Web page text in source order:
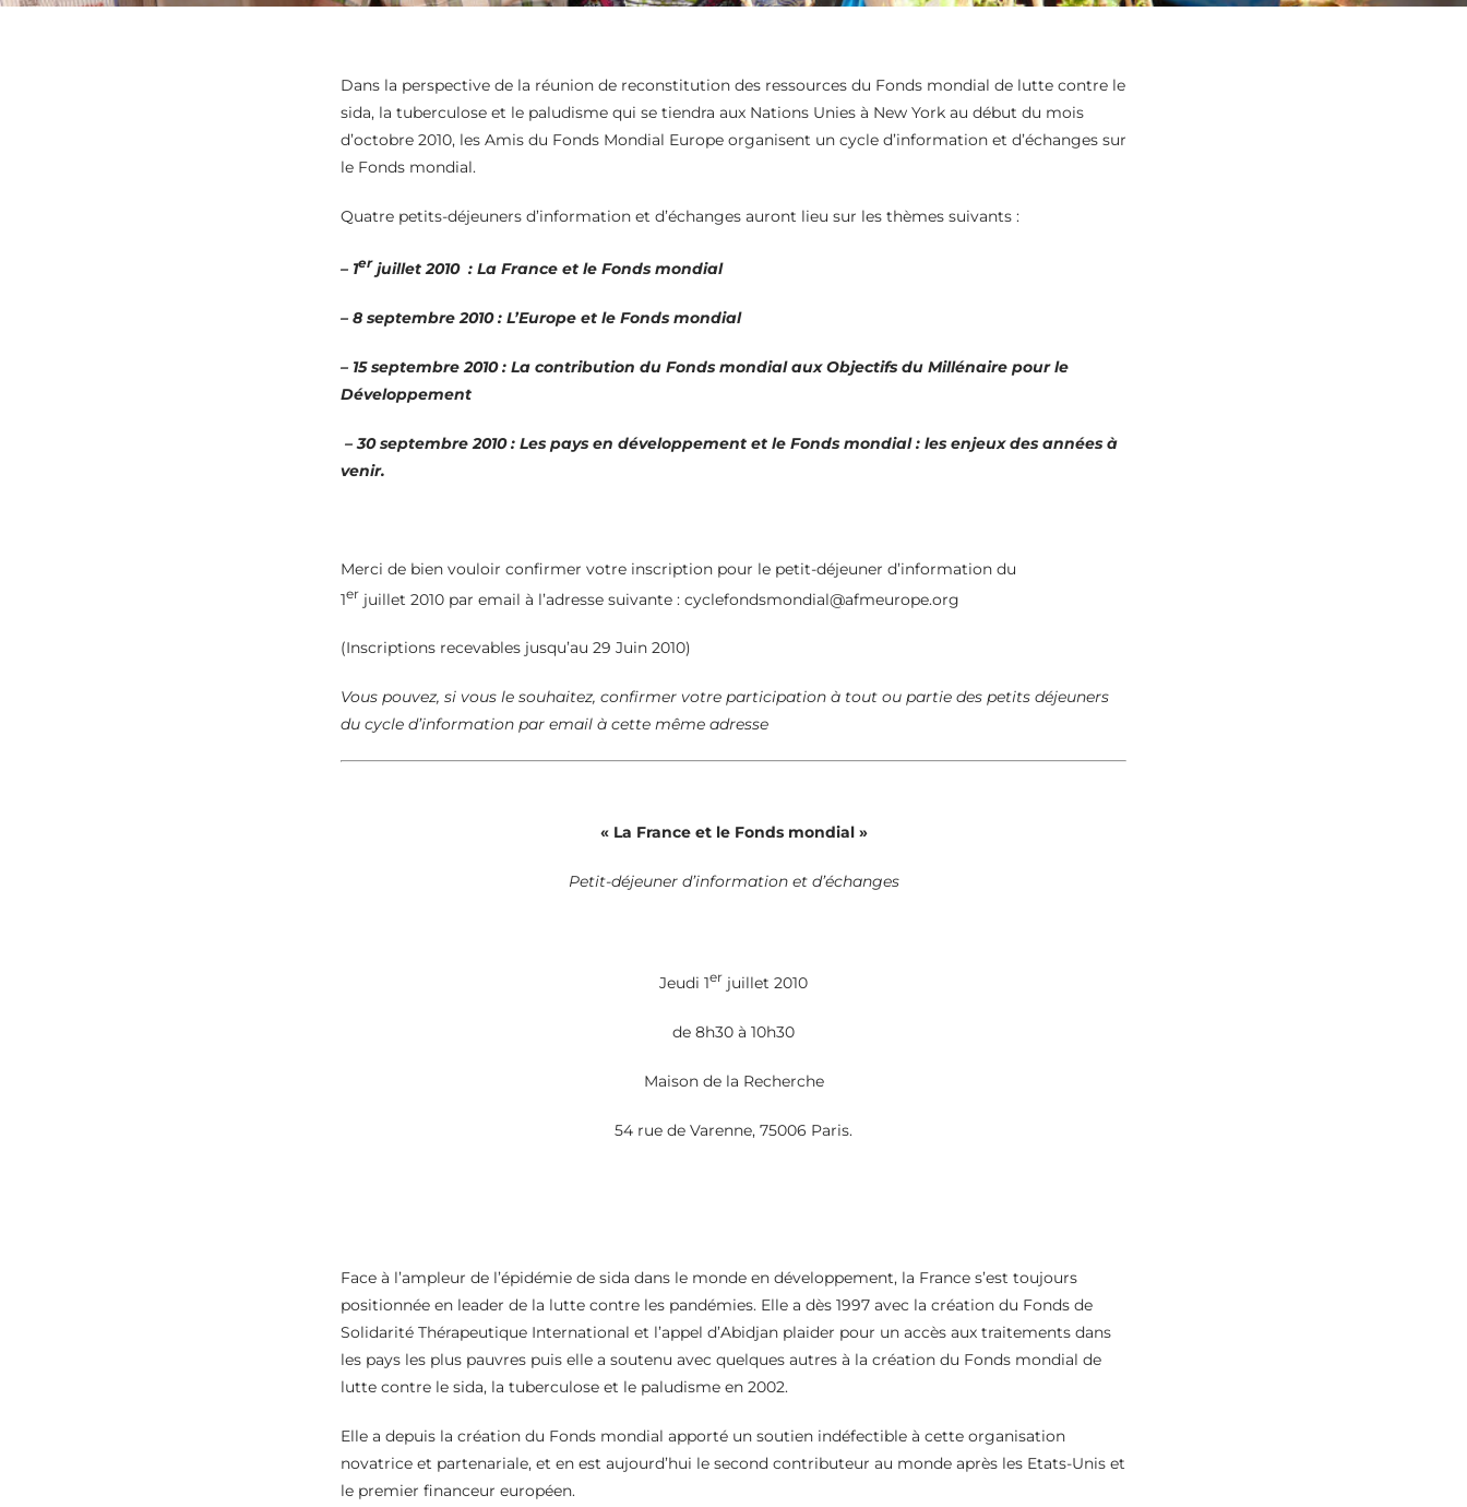
Dans la perspective de la réunion de reconstitution des ressources du Fonds mondial de lutte contre le
sida, la tuberculose et le paludisme qui se tiendra aux Nations Unies à New York au début du mois
d’octobre 2010, les Amis du Fonds Mondial Europe organisent un cycle d’information et d’échanges sur
le Fonds mondial.
Quatre petits-déjeuners d’information et d’échanges auront lieu sur les thèmes suivants :
– 1erjuillet 2010 : La France et le Fonds mondial
– 8 septembre 2010: L’Europe et le Fonds mondial
– 15 septembre 2010: La contribution du Fonds mondial aux Objectifs du Millénaire pour le
Développement
–30 septembre 2010: Les pays en développement et le Fonds mondial : les enjeux des années à
venir.
Merci de bien vouloir confirmer votre inscription pour le petit-déjeuner d’information du
1er juillet 2010 par email à l’adresse suivante : cyclefondsmondial@afmeurope.org
(Inscriptions recevables jusqu’au 29 Juin 2010)
Vous pouvez, si vous le souhaitez, confirmer votre participation à tout ou partie des petits déjeuners
du cycle d’information par email à cette même adresse
« La France et le Fonds mondial »
Petit-déjeuner d’information et d’échanges
Jeudi 1er juillet 2010
de 8h30 à 10h30
Maison de la Recherche
54 rue de Varenne, 75006 Paris.
Face à l’ampleur de l’épidémie de sida dans le monde en développement, la France s’est toujours
positionnée en leader de la lutte contre les pandémies. Elle a dès 1997 avec la création du Fonds de
Solidarité Thérapeutique International et l’appel d’Abidjan plaider pour un accès aux traitements dans
les pays les plus pauvres puis elle a soutenu avec quelques autres à la création du Fonds mondial de
lutte contre le sida, la tuberculose et le paludisme en 2002.
Elle a depuis la création du Fonds mondial apporté un soutien indéfectible à cette organisation
novatrice et partenariale, et en est aujourd’hui le second contributeur au monde après les Etats-Unis et
le premier financeur européen.